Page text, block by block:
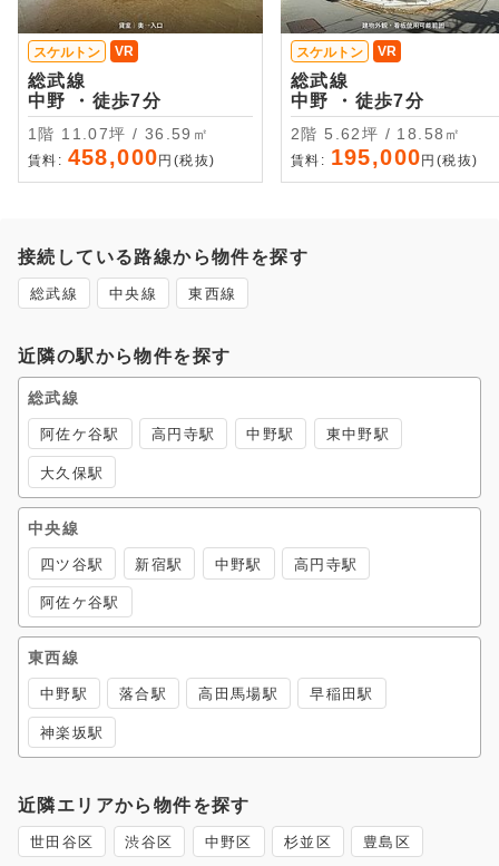
スケルトン VR
総武線
中野 ・徒歩7分
1階 11.07坪 / 36.59㎡
賃料: 458,000円(税抜)
スケルトン VR
総武線
中野 ・徒歩7分
2階 5.62坪 / 18.58㎡
賃料: 195,000円(税抜)
接続している路線から物件を探す
総武線 中央線 東西線
近隣の駅から物件を探す
総武線
阿佐ケ谷駅 高円寺駅 中野駅 東中野駅
大久保駅
中央線
四ツ谷駅 新宿駅 中野駅 高円寺駅
阿佐ケ谷駅
東西線
中野駅 落合駅 高田馬場駅 早稲田駅
神楽坂駅
近隣エリアから物件を探す
世田谷区 渋谷区 中野区 杉並区 豊島区